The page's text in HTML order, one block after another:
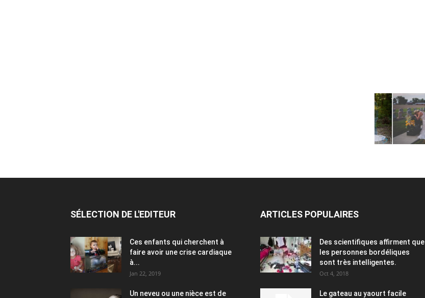
SÉLECTION DE L'EDITEUR
Ces enfants qui cherchent à
faire avoir une crise cardiaque
à...
Jan 22, 2019
Un neveu ou une nièce est de
ARTICLES POPULAIRES
Des scientifiques affirment que
les personnes bordéliques
sont très intelligentes.
Oct 4, 2018
Le gateau au yaourt facile